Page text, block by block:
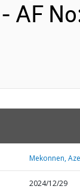
AF
Mekonnen,
2024/12/29